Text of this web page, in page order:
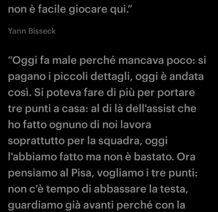
non è facile giocare qui.”
Yann Bisseck
“Oggi fa male perché mancava poco: si
pagano i piccoli dettagli, oggi è andata
così. Si poteva fare di più per portare
tre punti a casa: al di là dell'assist che
ho fatto ognuno di noi lavora
soprattutto per la squadra, oggi
l'abbiamo fatto ma non è bastato. Ora
pensiamo al Pisa, vogliamo i tre punti:
non c'è tempo di abbassare la testa,
guardiamo già avanti perché con la